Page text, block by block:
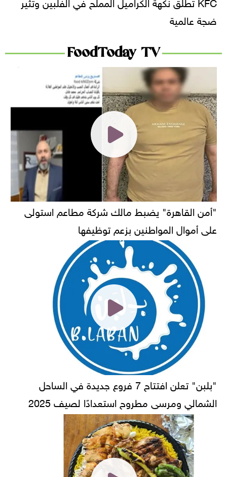
ضجة عالمية
FoodToday TV
"أمن القاهرة" يضبط مالك شركة مطاعم استولى
على أموال المواطنين بزعم توظيفها
"بلبن" تعلن افتتاح 7 فروع جديدة في الساحل
الشمالي ومرسى مطروح استعدادًا لصيف 2025